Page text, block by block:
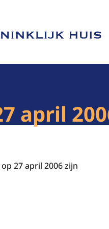
Huis
april
27 april 2006 zijn